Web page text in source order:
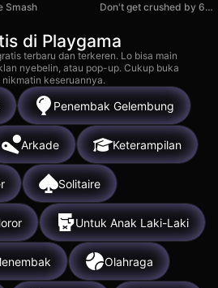
Smash Don't get crushed by 67: Obby
di Playgama
terbaru dan terkeren. Lo bisa main
nyebelin, atau pop-up. Cukup buka
keseruannya.
Penembak Gelembung
Arkade Keterampilan
Solitaire
Untuk Anak Laki-Laki
Olahraga